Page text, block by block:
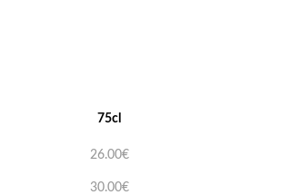
75cl
26.00€
30.00€